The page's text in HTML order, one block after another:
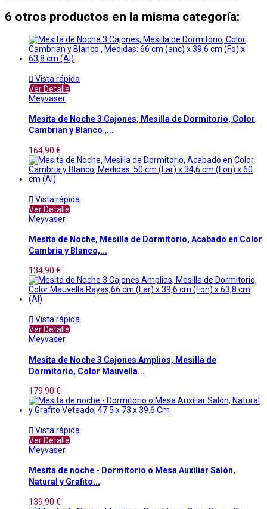
6 otros productos en la misma categoría:
 Vista rápida
Ver Detalle
Meyvaser
Mesita de Noche 3 Cajones, Mesilla de Dormitorio, Color
Cambrian y Blanco ,...
164,90 €
 Vista rápida
Ver Detalle
Meyvaser
Mesita de Noche, Mesilla de Dormitorio, Acabado en Color
Cambria y Blanco,...
134,90 €
 Vista rápida
Ver Detalle
Meyvaser
Mesita de Noche 3 Cajones Amplios, Mesilla de
Dormitorio, Color Mauvella...
179,90 €
 Vista rápida
Ver Detalle
Meyvaser
Mesita de noche - Dormitorio o Mesa Auxiliar Salón,
Natural y Grafito...
139,90 €